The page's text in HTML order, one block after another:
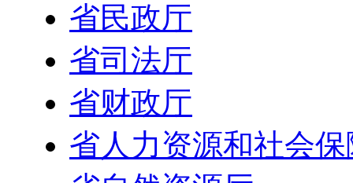
省民政厅
省司法厅
省财政厅
省人力资源和社会